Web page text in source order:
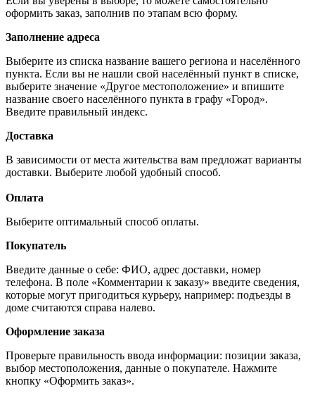
оформить заказ, заполнив по этапам всю форму.
Заполнение адреса
Выберите из списка название вашего региона и населённого
пункта. Если вы не нашли свой населённый пункт в списке,
выберите значение «Другое местоположение» и впишите
название своего населённого пункта в графу «Город».
Введите правильный индекс.
Доставка
В зависимости от места жительства вам предложат варианты
доставки. Выберите любой удобный способ.
Оплата
Выберите оптимальный способ оплаты.
Покупатель
Введите данные о себе: ФИО, адрес доставки, номер
телефона. В поле «Комментарии к заказу» введите сведения,
которые могут пригодиться курьеру, например: подъезды в
доме считаются справа налево.
Оформление заказа
Проверьте правильность ввода информации: позиции заказа,
выбор местоположения, данные о покупателе. Нажмите
кнопку «Оформить заказ».